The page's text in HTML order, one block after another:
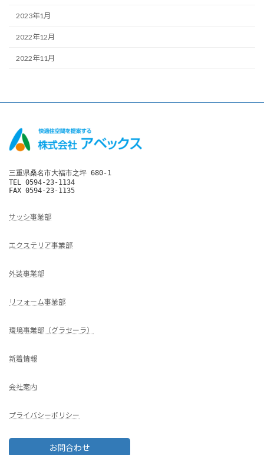
2023年1月
2022年12月
2022年11月
三重県桑名市大福市之坪 680-1
TEL 0594-23-1134
FAX 0594-23-1135
サッシ事業部
エクステリア事業部
外装事業部
リフォーム事業部
環境事業部（グラセーラ）
新着情報
会社案内
プライバシーポリシー
お問合わせ